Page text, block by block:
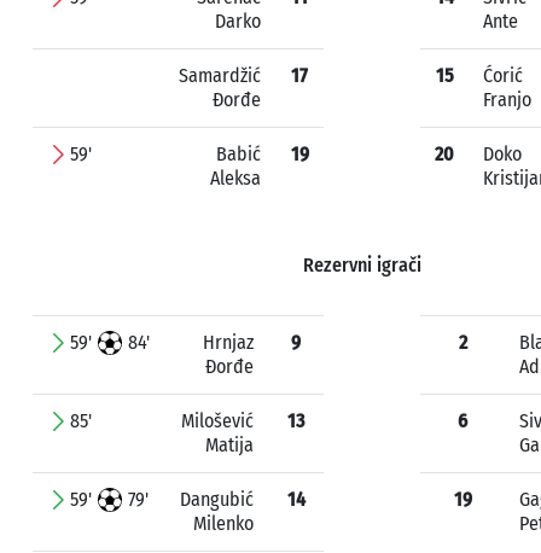
Darko
Samardžić
Đorđe
17
59'
Babić
Aleksa
19
Ante
15
Ćorić
Franjo
20
Doko
Rezervni igrači
59' 84'
Hrnjaz
Đorđe
9
85'
Milošević
Matija
13
59' 79'
Dangubić
Milenko
14
2
6
19